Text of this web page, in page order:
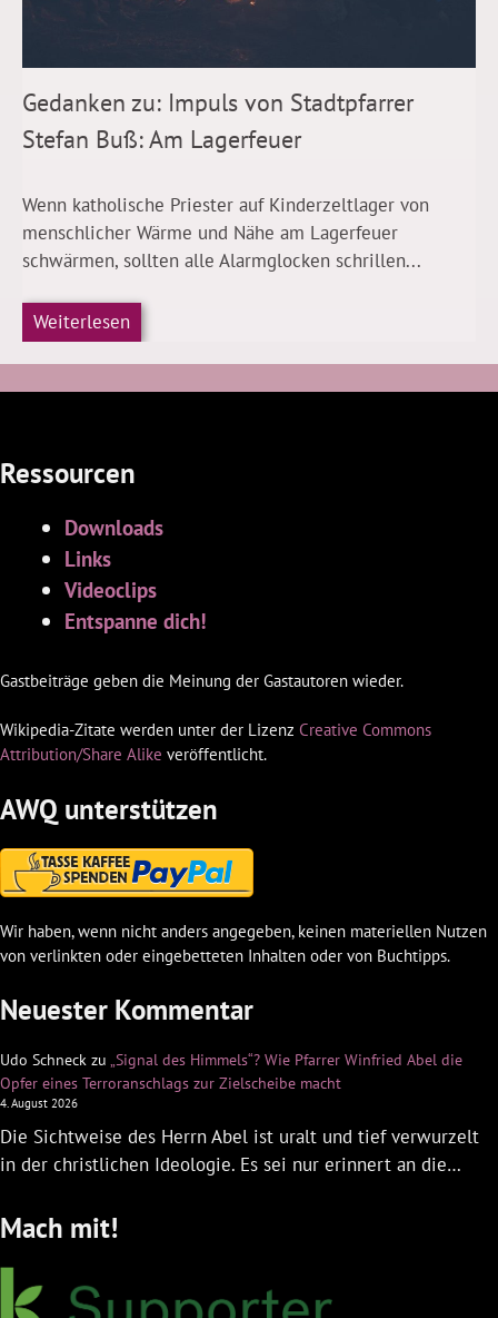
Gedanken zu: Impuls von Stadtpfarrer
Stefan Buß: Am Lagerfeuer
Wenn katholische Priester auf Kinderzeltlager von
menschlicher Wärme und Nähe am Lagerfeuer
schwärmen, sollten alle Alarmglocken schrillen...
Weiterlesen
Ressourcen
Downloads
Links
Videoclips
Entspanne dich!
Gastbeiträge geben die Meinung der Gastautoren wieder.
Wikipedia-Zitate werden unter der Lizenz Creative Commons
Attribution/Share Alike veröffentlicht.
AWQ unterstützen
Wir haben, wenn nicht anders angegeben, keinen materiellen Nutzen
von verlinkten oder eingebetteten Inhalten oder von Buchtipps.
Neuester Kommentar
Udo Schneck zu „Signal des Himmels“? Wie Pfarrer Winfried Abel die
Opfer eines Terroranschlags zur Zielscheibe macht
4. August 2026
Die Sichtweise des Herrn Abel ist uralt und tief verwurzelt
in der christlichen Ideologie. Es sei nur erinnert an die…
Mach mit!